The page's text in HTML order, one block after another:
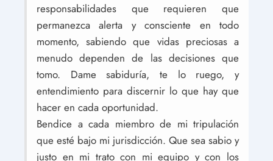
responsabilidades que requieren que
permanezca alerta y consciente en todo
momento, sabiendo que vidas preciosas a
menudo dependen de las decisiones que
tomo. Dame sabiduría, te lo ruego, y
entendimiento para discernir lo que hay que
hacer en cada oportunidad.
Bendice a cada miembro de mi tripulación
que esté bajo mi jurisdicción. Que sea sabio y
justo en mi trato con mi equipo y con los